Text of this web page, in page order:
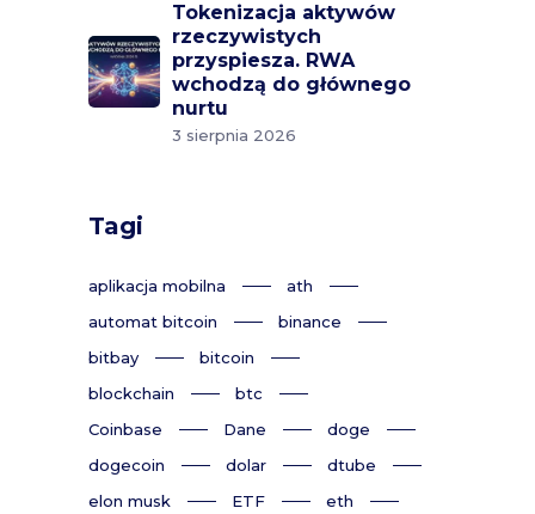
Tokenizacja aktywów
rzeczywistych
przyspiesza. RWA
wchodzą do głównego
nurtu
3 sierpnia 2026
Tagi
aplikacja mobilna
ath
automat bitcoin
binance
bitbay
bitcoin
blockchain
btc
Coinbase
Dane
doge
dogecoin
dolar
dtube
elon musk
ETF eth